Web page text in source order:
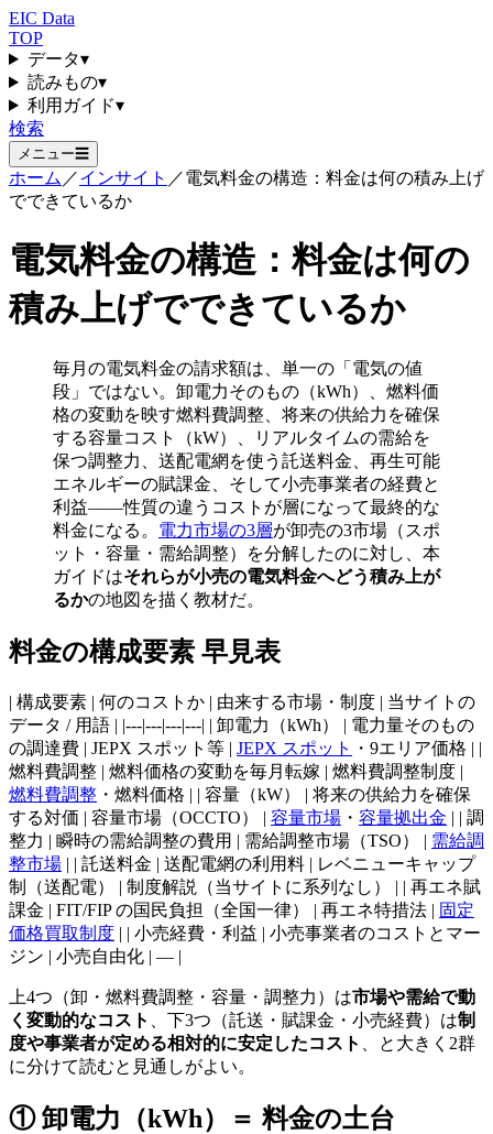
EIC Data
TOP
データ▾
読みもの▾
利用ガイド▾
検索
メニュー☰
ホーム ／インサイト ／電気料金の構造：料金は何の積み上げ
でできているか
電気料金の構造：料金は何の
積み上げでできているか
毎月の電気料金の請求額は、単一の「電気の値
段」ではない。卸電力そのもの（kWh）、燃料価
格の変動を映す燃料費調整、将来の供給力を確保
する容量コスト（kW）、リアルタイムの需給を
保つ調整力、送配電網を使う託送料金、再生可能
エネルギーの賦課金、そして小売事業者の経費と
利益——性質の違うコストが層になって最終的な
料金になる。 電力市場の3層が卸売の3市場（スポ
ット・容量・需給調整）を分解したのに対し、本
ガイドはそれらが小売の電気料金へどう積み上が
るかの地図を描く教材だ。
料金の構成要素 早見表
| 構成要素 | 何のコストか | 由来する市場・制度 | 当サイトの
データ / 用語 | |---|---|---|---| | 卸電力（kWh） | 電力量そのもの
の調達費 | JEPX スポット等 | JEPX スポット
・9エリア価格 | |
燃料費調整 | 燃料価格の変動を毎月転嫁 | 燃料費調整制度 |
燃料費調整 ・燃料価格 | | 容量（kW） | 将来の供給力を確保
する対価 | 容量市場（OCCTO） | 容量市場 ・ 容量拠出金 | | 調
整力 | 瞬時の需給調整の費用 | 需給調整市場（TSO） | 需給調
整市場 | | 託送料金 | 送配電網の利用料 | レベニューキャップ
制（送配電） | 制度解説（当サイトに系列なし） | | 再エネ賦
課金 | FIT/FIP の国民負担（全国一律） | 再エネ特措法 | 固定
価格買取制度 | | 小売経費・利益 | 小売事業者のコストとマー
ジン | 小売自由化 | ― |
上4つ（卸・燃料費調整・容量・調整力）は市場や需給で動
く変動的なコスト
、下3つ（託送・賦課金・小売経費）は制
度や事業者が定める相対的に安定したコスト
、と大きく2群
に分けて読むと見通しがよい。
① 卸電力（kWh）＝ 料金の土台